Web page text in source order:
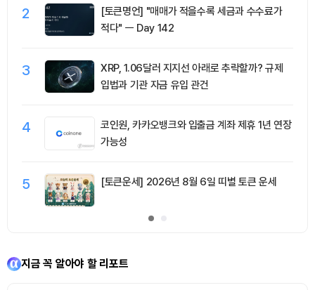
2
[토큰명언] "매매가 적을수록 세금과 수수료가
적다" ㅡ Day 142
3
XRP, 1.06달러 지지선 아래로 추락할까? 규제
입법과 기관 자금 유입 관건
4
코인원, 카카오뱅크와 입출금 계좌 제휴 1년 연장
가능성
5 [토큰운세] 2026년 8월 6일 띠별 토큰 운세
지금 꼭 알아야 할 리포트